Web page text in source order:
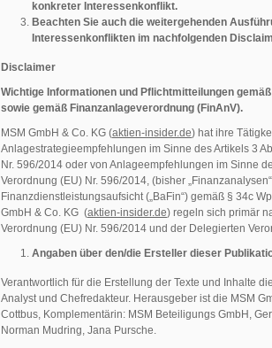
konkreter Interessenkonflikt.
Beachten Sie auch die weitergehenden
Interessenkonflikten im nachfolgenden
Disclaimer
Wichtige Informationen und Pflichtmitteilungen
sowie gemäß Finanzanlageverordnung (FinAnV).
MSM GmbH & Co. KG (aktien-insider.de) hat ihre
Anlagestrategieempfehlungen im Sinne des Artikels 3
Nr. 596/2014 oder von Anlageempfehlungen im Sinne
Verordnung (EU) Nr. 596/2014, (bisher
Finanzdienstleistungsaufsicht („BaFin“) gemäß § 34c
GmbH & Co. KG (aktien-insider.de) regeln sich primär
Verordnung (EU) Nr. 596/2014 und der Delegierten
Angaben über den/die Ersteller dieser
Verantwortlich für die Erstellung der Texte und Inhalte
Analyst und Chefredakteur. Herausgeber ist die MSM
Cottbus, Komplementärin: MSM Beteiligungs GmbH,
Norman Mudring, Jana Pursche.